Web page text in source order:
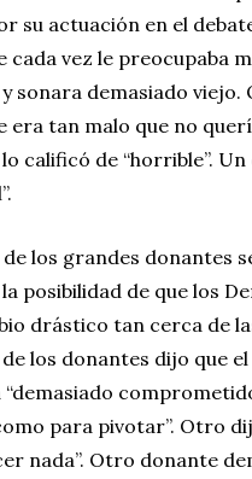
su actuación en el
cada vez le preocupaba
sonara demasiado viejo.
era tan malo que no
calificó de “horrible”.
de los grandes donantes
posibilidad de que los
drástico tan cerca de
los donantes dijo que
para pivotar”. Otro
nada”. Otro donante